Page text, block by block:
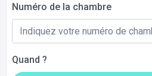
Numéro de la chambre
Quand ?